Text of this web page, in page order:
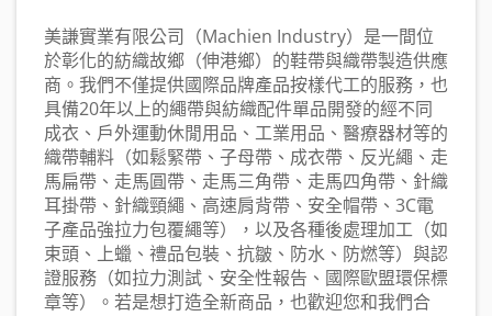
美謙實業有限公司（Machien Industry）是一間位
於彰化的紡織故鄉（伸港鄉）的鞋帶與織帶製造供應
商。我們不僅提供國際品牌產品按樣代工的服務，也
具備20年以上的繩帶與紡織配件單品開發的經不同
成衣、戶外運動休閒用品、工業用品、醫療器材等的
織帶輔料（如鬆緊帶、子母帶、成衣帶、反光繩、走
馬扁帶、走馬圓帶、走馬三角帶、走馬四角帶、針織
耳掛帶、針織頸繩、高速肩背帶、安全帽帶、3C電
子產品強拉力包覆繩等），以及各種後處理加工（如
束頭、上蠟、禮品包裝、抗皺、防水、防燃等）與認
證服務（如拉力測試、安全性報告、國際歐盟環保標
章等）。若是想打造全新商品，也歡迎您和我們合